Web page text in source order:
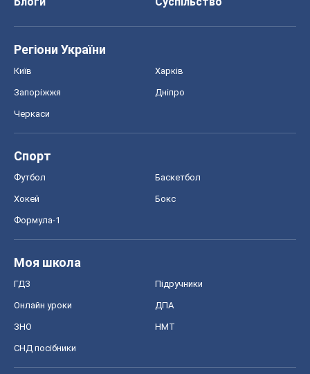
Регіони України
Київ Харків
Запоріжжя Дніпро
Черкаси
Спорт
Футбол Баскетбол
Хокей Бокс
Формула-1
Моя школа
ГДЗ Підручники
Онлайн уроки ДПА
ЗНО НМТ
СНД посібники